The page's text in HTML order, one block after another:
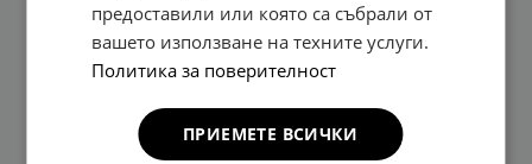
Устойчив на
ултравиолетови
лъчи, удари,
масло и бензин,
солен разтвор
Източник на
светлина: 1 LED
Издръжливост
на LED лампа:
предоставили или която са събрали от
вашето използване на техните услуги.
Политика за поверителност
ПРИЕМЕТЕ ВСИЧКИ